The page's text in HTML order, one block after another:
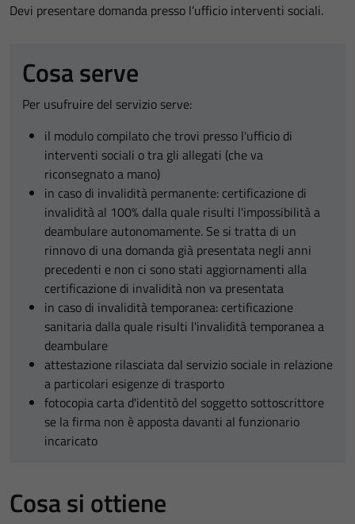
Devi presentare domanda presso l’ufficio interventi sociali.
Cosa serve
Per usufruire del servizio serve:
il modulo compilato che trovi presso l'ufficio di
interventi sociali o tra gli allegati (che va
riconsegnato a mano)
in caso di invalidità permanente: certificazione di
invalidità al 100% dalla quale risulti l'impossibilità a
deambulare autonomamente. Se si tratta di un
rinnovo di una domanda già presentata negli anni
precedenti e non ci sono stati aggiornamenti alla
certificazione di invalidità non va presentata
in caso di invalidità temporanea: certificazione
sanitaria dalla quale risulti l'invalidità temporanea a
deambulare
attestazione rilasciata dal servizio sociale in relazione
a particolari esigenze di trasporto
fotocopia carta d'identitò del soggetto sottoscrittore
se la firma non è apposta davanti al funzionario
incaricato
Cosa si ottiene